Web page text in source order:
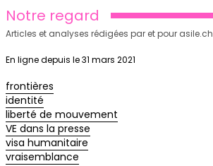
Notre regard
Articles et analyses rédigées par et pour asile.ch
En ligne depuis le 31 mars 2021
frontières
identité
liberté de mouvement
VE dans la presse
visa humanitaire
vraisemblance